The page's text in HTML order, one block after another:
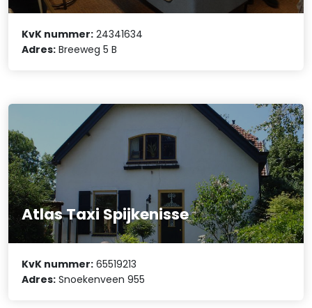
KvK nummer: 24341634
Adres: Breeweg 5 B
Atlas Taxi Spijkenisse
KvK nummer: 65519213
Adres: Snoekenveen 955